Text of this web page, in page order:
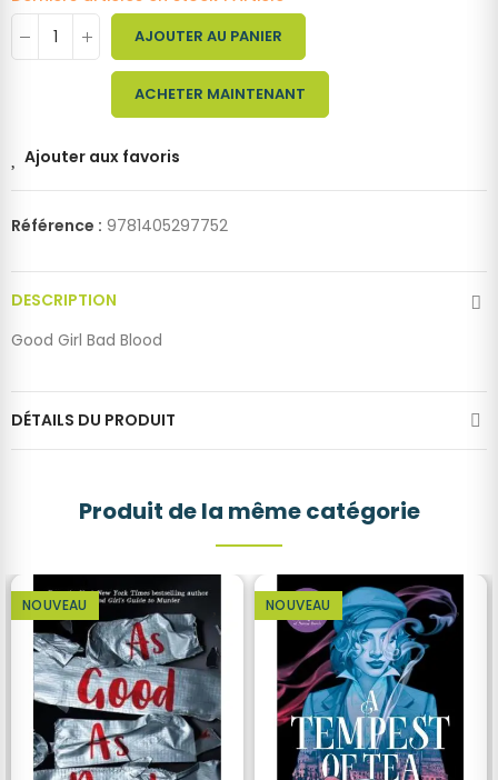
AJOUTER AU PANIER
ACHETER MAINTENANT
Ajouter aux favoris
Référence : 9781405297752
DESCRIPTION
Good Girl Bad Blood
DÉTAILS DU PRODUIT
Produit de la même catégorie
NOUVEAU NOUVEAU